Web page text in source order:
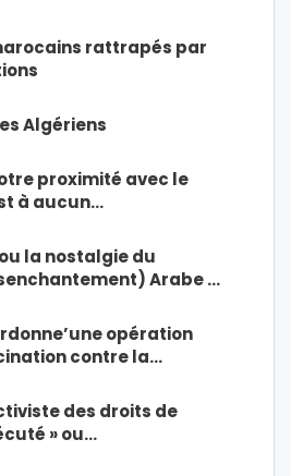
rattrapés par
Algériens
proximité avec le
à aucun…
la nostalgie du
Arabe …
opération
contre la…
des droits de
» ou…